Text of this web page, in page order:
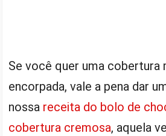
Se você quer uma cobertura
encorpada, vale a pena dar
nossa receita do bolo de
cobertura cremosa, aquela